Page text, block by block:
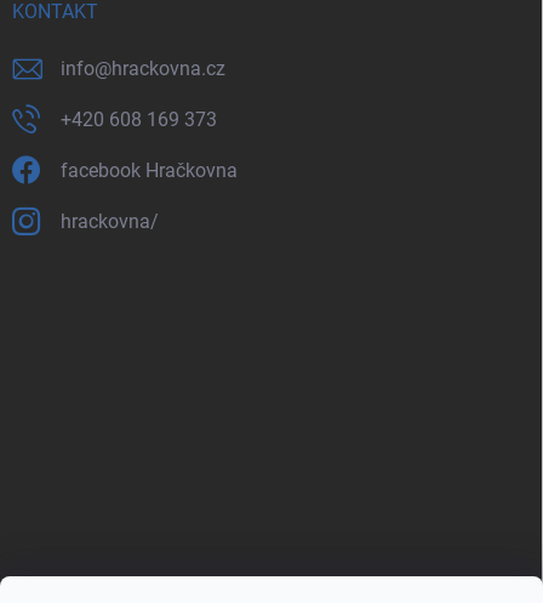
KONTAKT
info@hrackovna.cz
+420 608 169 373
facebook Hračkovna
hrackovna/